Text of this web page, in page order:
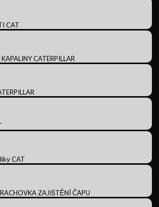
CAT
CATERPILLAR
CAT
ZAJIŠTĚNÍ ČAPU